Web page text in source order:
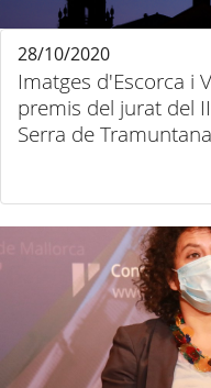
Imatges d'Escorca i
premis del jurat del
Serra de
28/10/2020